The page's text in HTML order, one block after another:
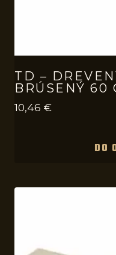
TD –
BRÚSENÝ 60
10,46 €
DO